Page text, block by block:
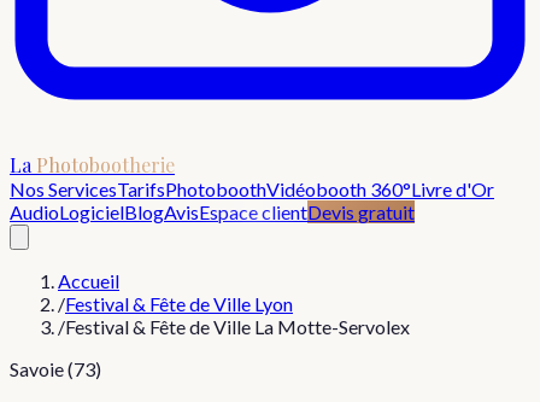
La Photobootherie
Nos ServicesTarifsPhotoboothVidéobooth 360°Livre d'Or
AudioLogicielBlogAvisEspace clientDevis gratuit
Accueil
/Festival & Fête de Ville Lyon
/Festival & Fête de Ville La Motte-Servolex
Savoie (73)